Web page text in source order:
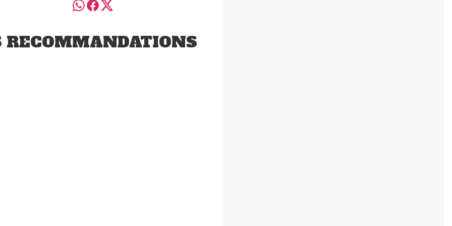
RECOMMANDATIONS